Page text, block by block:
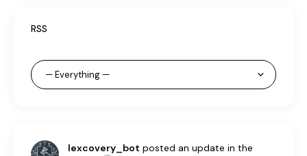
RSS
lexcovery_bot posted an update in the